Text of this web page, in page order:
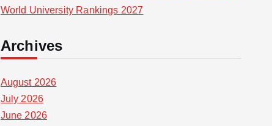
World University Rankings 2027
Archives
August 2026
July 2026
June 2026